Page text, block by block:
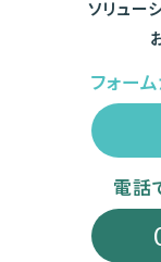
ソリュー
フォー
電話